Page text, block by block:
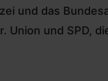
und das
Union und SPD,